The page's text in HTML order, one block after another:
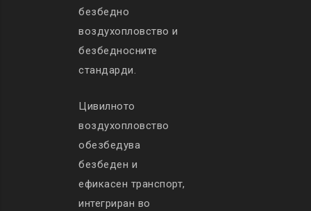
безбедно
воздухопловство и
безбедносните
стандарди.
Цивилното
воздухопловство
обезбедува
безбеден и
ефикасен транспорт,
интегриран во